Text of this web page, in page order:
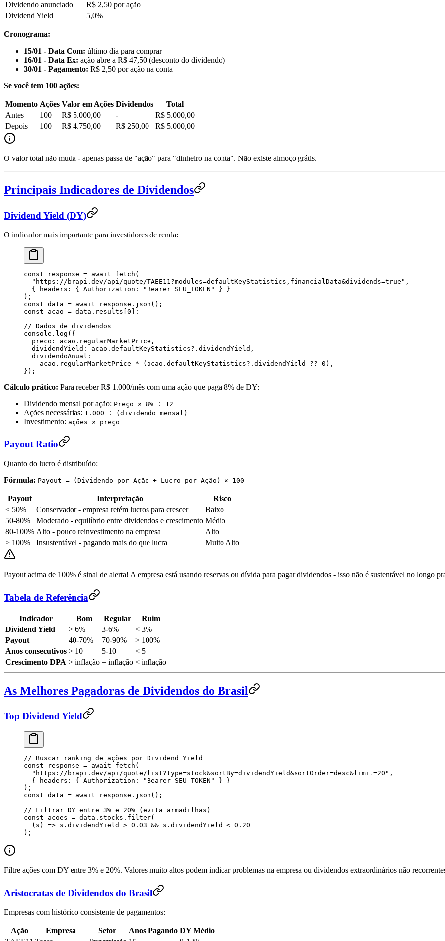
Dividendo anunciado
R$ 2,50 por ação
Dividend Yield
5,0%
Cronograma:
15/01 - Data Com: último dia para comprar
16/01 - Data Ex: ação abre a R$ 47,50 (desconto do dividendo)
30/01 - Pagamento: R$ 2,50 por ação na conta
Se você tem 100 ações:
Momento Ações Valor em Ações Dividendos
Total
Antes
100 R$ 5.000,00 -
R$ 5.000,00
Depois
100 R$ 4.750,00 R$ 250,00 R$ 5.000,00
O valor total não muda - apenas passa de "ação" para "dinheiro na conta". Não existe almoço grátis.
Principais Indicadores de Dividendos
Dividend Yield (DY)
O indicador mais importante para investidores de renda:
const response = await fetch (
  "
https://brapi.dev/api/quote/TAEE11?modules=defaultKeyStatistics,financialData&dividends=true " ,
  {
headers : { Authorization : " Bearer SEU_TOKEN " } }
);
const data = await response . json ();
const acao = data . results [0 ];
// Dados de dividendos
console . log ({
  preco
: acao . regularMarketPrice ,
  dividendYield
: acao . defaultKeyStatistics?. dividendYield ,
  dividendoAnual
:
    acao
. regularMarketPrice * ( acao . defaultKeyStatistics?. dividendYield ?? 0 ),
});
Cálculo prático: Para receber R$ 1.000/mês com uma ação que paga 8% de DY:
Dividendo mensal por ação: Preço × 8% ÷ 12
Ações necessárias: 1.000 ÷ (dividendo mensal)
Investimento: ações × preço
Payout Ratio
Quanto do lucro é distribuído:
Fórmula: Payout = (Dividendo por Ação ÷ Lucro por Ação) × 100
Payout Interpretação
Risco
< 50%
Conservador - empresa retém lucros para crescer
Baixo
50-80%
Moderado - equilíbrio entre dividendos e crescimento Médio
80-100% Alto - pouco reinvestimento na empresa
Alto
> 100%
Insustentável - pagando mais do que lucra Muito Alto
Payout acima de 100% é sinal de alerta! A empresa está usando reservas ou dívida para pagar dividendos - isso não é sustentável no longo
Tabela de Referência
Indicador Bom Regular
Ruim
Dividend Yield
> 6% 3-6%
< 3%
Payout
40-70% 70-90%
> 100%
Anos consecutivos > 10 5-10
< 5
Crescimento DPA > inflação = inflação < inflação
As Melhores Pagadoras de Dividendos do Brasil
Top Dividend Yield
// Buscar ranking de ações por Dividend Yield
const response = await fetch (
  "
https://brapi.dev/api/quote/list?type=stock&sortBy=dividendYield&sortOrder=desc&limit=20 " ,
  {
headers : { Authorization : " Bearer SEU_TOKEN " } }
);
const data = await response . json ();
// Filtrar DY entre 3% e 20% (evita armadilhas)
const acoes = data . stocks . filter(
  (
s ) => s . dividendYield > 0.03 && s . dividendYield < 0.20
);
Filtre ações com DY entre 3% e 20%. Valores muito altos podem indicar problemas na empresa ou dividendos extraordinários não
Aristocratas de Dividendos do Brasil
Empresas com histórico consistente de pagamentos:
Ação Empresa Setor Anos Pagando DY Médio